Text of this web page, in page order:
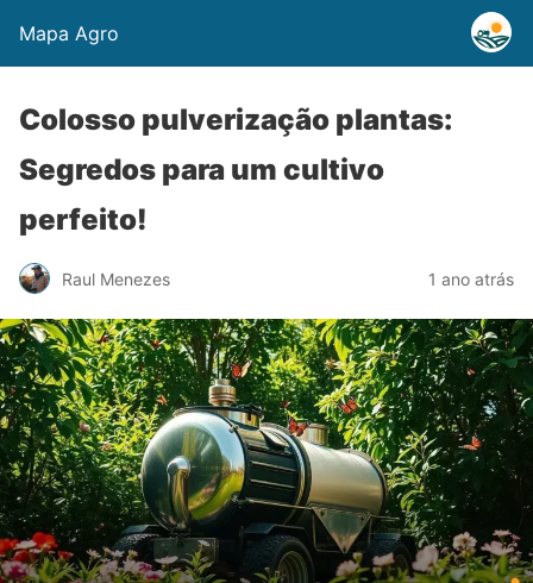
Mapa Agro
Colosso pulverização plantas:
Segredos para um cultivo
perfeito!
Raul Menezes 1 ano atrás